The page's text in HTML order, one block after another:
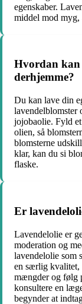
egenskaber.
middel mod myg,
Hvordan kan
derhjemme?
Du kan lave din
lavendelblomster
jojobaolie. Fyld
olien, så
blomsterne
klar, kan du si
flaske.
Er
Lavendelolie er
moderation og
lavendelolie som
en særlig kvalitet,
mængder og følg
konsultere en
begynder at